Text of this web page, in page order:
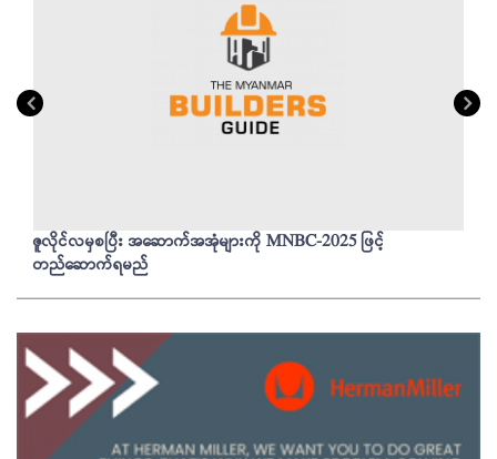
ဇူလိုင်လမှစပြီး အဆောက်အအုံများကို MNBC-2025 ဖြင့်
တည်ဆောက်ရမည်